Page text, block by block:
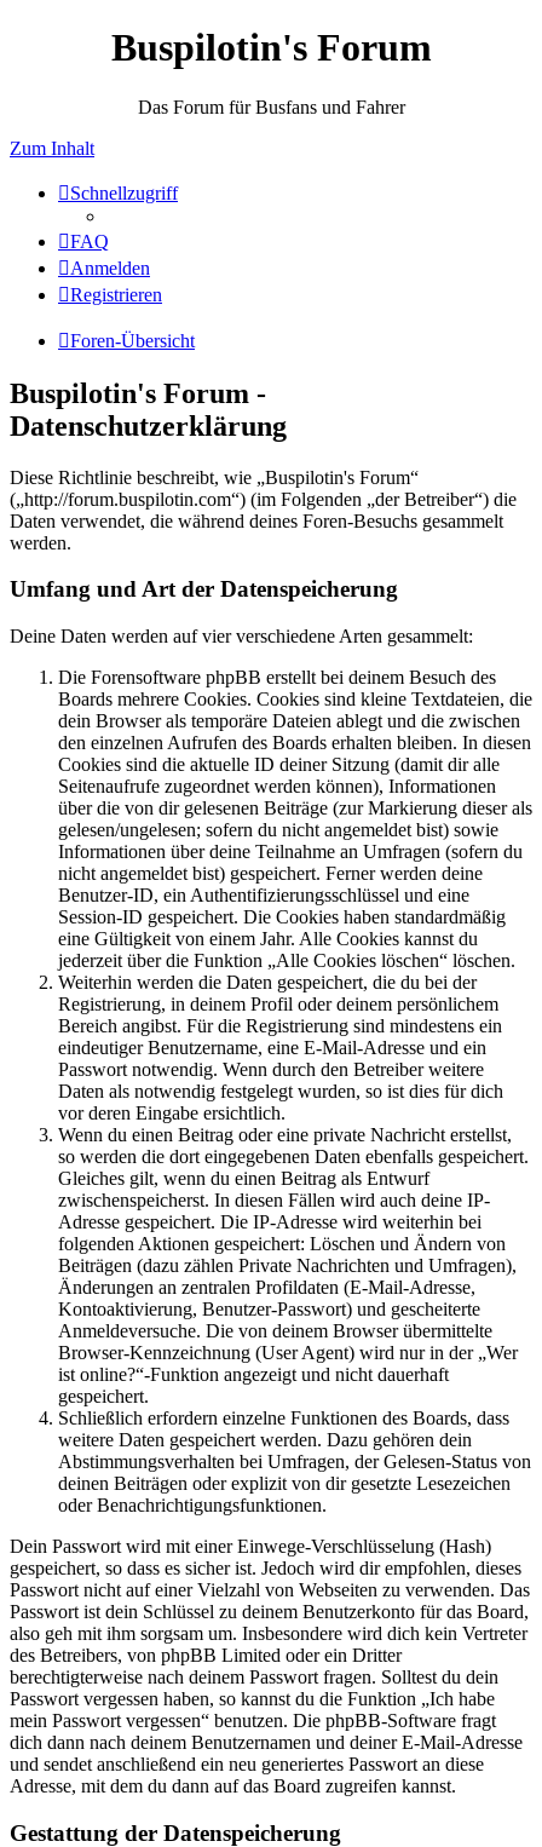
Buspilotin's Forum
Das Forum für Busfans und Fahrer
Zum Inhalt
Schnellzugriff
FAQ
Anmelden
Registrieren
Foren-Übersicht
Buspilotin's Forum -
Datenschutzerklärung
Diese Richtlinie beschreibt, wie „Buspilotin's Forum“
(„http://forum.buspilotin.com“) (im Folgenden „der Betreiber“) die
Daten verwendet, die während deines Foren-Besuchs gesammelt
werden.
Umfang und Art der Datenspeicherung
Deine Daten werden auf vier verschiedene Arten gesammelt:
Die Forensoftware phpBB erstellt bei deinem Besuch des
Boards mehrere Cookies. Cookies sind kleine Textdateien, die
dein Browser als temporäre Dateien ablegt und die zwischen
den einzelnen Aufrufen des Boards erhalten bleiben. In diesen
Cookies sind die aktuelle ID deiner Sitzung (damit dir alle
Seitenaufrufe zugeordnet werden können), Informationen
über die von dir gelesenen Beiträge (zur Markierung dieser als
gelesen/ungelesen; sofern du nicht angemeldet bist) sowie
Informationen über deine Teilnahme an Umfragen (sofern du
nicht angemeldet bist) gespeichert. Ferner werden deine
Benutzer-ID, ein Authentifizierungsschlüssel und eine
Session-ID gespeichert. Die Cookies haben standardmäßig
eine Gültigkeit von einem Jahr. Alle Cookies kannst du
jederzeit über die Funktion „Alle Cookies löschen“ löschen.
Weiterhin werden die Daten gespeichert, die du bei der
Registrierung, in deinem Profil oder deinem persönlichem
Bereich angibst. Für die Registrierung sind mindestens ein
eindeutiger Benutzername, eine E-Mail-Adresse und ein
Passwort notwendig. Wenn durch den Betreiber weitere
Daten als notwendig festgelegt wurden, so ist dies für dich
vor deren Eingabe ersichtlich.
Wenn du einen Beitrag oder eine private Nachricht erstellst,
so werden die dort eingegebenen Daten ebenfalls gespeichert.
Gleiches gilt, wenn du einen Beitrag als Entwurf
zwischenspeicherst. In diesen Fällen wird auch deine IP-
Adresse gespeichert. Die IP-Adresse wird weiterhin bei
folgenden Aktionen gespeichert: Löschen und Ändern von
Beiträgen (dazu zählen Private Nachrichten und Umfragen),
Änderungen an zentralen Profildaten (E-Mail-Adresse,
Kontoaktivierung, Benutzer-Passwort) und gescheiterte
Anmeldeversuche. Die von deinem Browser übermittelte
Browser-Kennzeichnung (User Agent) wird nur in der „Wer
ist online?“-Funktion angezeigt und nicht dauerhaft
gespeichert.
Schließlich erfordern einzelne Funktionen des Boards, dass
weitere Daten gespeichert werden. Dazu gehören dein
Abstimmungsverhalten bei Umfragen, der Gelesen-Status von
deinen Beiträgen oder explizit von dir gesetzte Lesezeichen
oder Benachrichtigungsfunktionen.
Dein Passwort wird mit einer Einwege-Verschlüsselung (Hash)
gespeichert, so dass es sicher ist. Jedoch wird dir empfohlen, dieses
Passwort nicht auf einer Vielzahl von Webseiten zu verwenden. Das
Passwort ist dein Schlüssel zu deinem Benutzerkonto für das Board,
also geh mit ihm sorgsam um. Insbesondere wird dich kein Vertreter
des Betreibers, von phpBB Limited oder ein Dritter
berechtigterweise nach deinem Passwort fragen. Solltest du dein
Passwort vergessen haben, so kannst du die Funktion „Ich habe
mein Passwort vergessen“ benutzen. Die phpBB-Software fragt
dich dann nach deinem Benutzernamen und deiner E-Mail-Adresse
und sendet anschließend ein neu generiertes Passwort an diese
Adresse, mit dem du dann auf das Board zugreifen kannst.
Gestattung der Datenspeicherung